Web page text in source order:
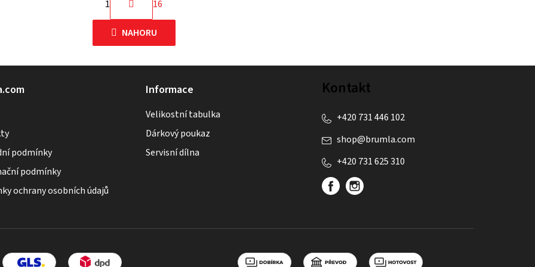
O
v
l
á
v
t
r
á
k
1 16
NAHORU
podmínky
podmínky
ochrany osobních údajů
Informace
Velikostní tabulka
Dárkový poukaz
Servisní dílna
Kontakt
shop@brumla.com
+420 731 446 102
+420 731 625 310